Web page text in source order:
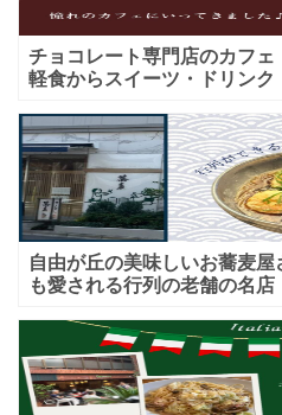
チョコレート専門店のカフェ
軽食からスイーツ・ドリン
自由が丘の美味しいお蕎麦
も愛される行列の老舗の名